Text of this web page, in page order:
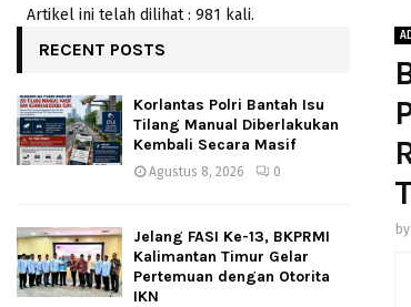
Artikel ini telah dilihat : 981 kali.
by
RECENT POSTS
Korlantas Polri Bantah Isu
Tilang Manual Diberlakukan
Kembali Secara Masif
Agustus 8, 2026 0
Jelang FASI Ke-13, BKPRMI
Kalimantan Timur Gelar
Pertemuan dengan Otorita
IKN